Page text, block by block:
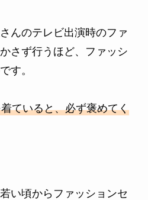
んのテレビ出演時のファ
さず行うほど、ファッシ
す。
ていると、必ず褒めてく
い頃からファッションセ